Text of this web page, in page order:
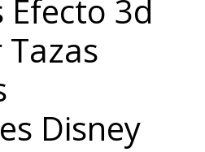
Efecto 3d
Disney